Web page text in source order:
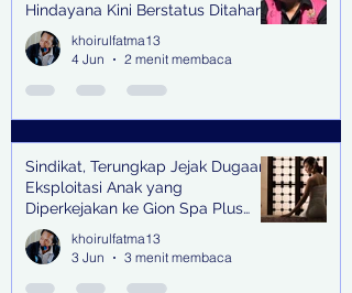
Hindayana Kini Berstatus Ditahan
khoirulfatma13
4 Jun
2 menit membaca
Sindikat, Terungkap Jejak Dugaan
Eksploitasi Anak yang
Diperkejakan ke Gion Spa Plus
and Pub Surabaya,
khoirulfatma13
3 Jun
3 menit membaca